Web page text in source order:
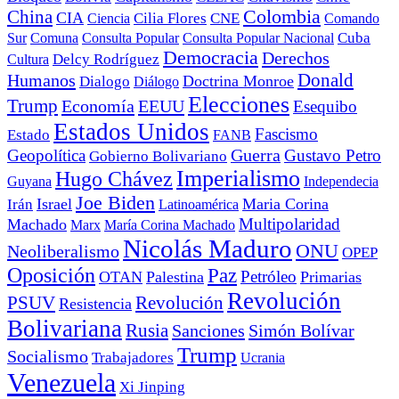
China CIA Ciencia Cilia Flores CNE Colombia Comando
Sur Comuna Consulta Popular Consulta Popular Nacional Cuba
Cultura Delcy Rodríguez DemocraciaDerechos
Humanos Dialogo Diálogo Doctrina Monroe Donald
Trump Economía EEUUEleccionesEsequibo
Estado Estados Unidos FANB Fascismo
Geopolítica Gobierno Bolivariano GuerraGustavo Petro
Guyana Hugo Chávez Imperialismo Independecia
Irán Israel Joe Biden Latinoamérica Maria Corina
Machado Marx María Corina Machado Multipolaridad
NeoliberalismoNicolás Maduro ONU OPEP
Oposición OTAN Palestina PazPetróleo Primarias
PSUV Resistencia Revolución Revolución
BolivarianaRusia Sanciones Simón Bolívar
Socialismo Trabajadores Trump Ucrania
Venezuela Xi Jinping